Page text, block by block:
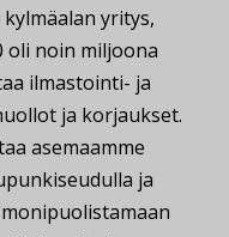
yritys,
oli noin miljoona
ilmastointi- ja
ja korjaukset.
asemaamme
ja